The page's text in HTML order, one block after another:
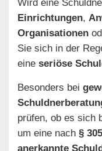
Wird eine
Einrichtungen,
Organisationen
Sie sich in der
eine seriöse
Besonders bei
prüfen, ob es sich
um eine nach §
anerkannte